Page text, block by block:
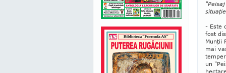
- Este
fost
Munţii
mai
un